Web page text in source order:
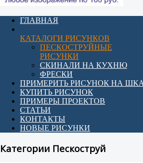
ГЛАВНАЯ
КАТАЛОГИ РИСУНКОВ
ПЕСКОСТРУЙНЫЕ
РИСУНКИ
СКИНАЛИ НА КУХНЮ
ФРЕСКИ
ПРИМЕРИТЬ РИСУНОК НА
КУПИТЬ РИСУНОК
ПРИМЕРЫ ПРОЕКТОВ
СТАТЬИ
КОНТАКТЫ
НОВЫЕ РИСУНКИ
Категории Пескоструй